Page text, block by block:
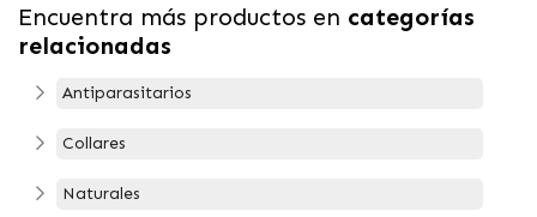
Encuentra más productos en categorías
relacionadas
Antiparasitarios
Collares
Naturales